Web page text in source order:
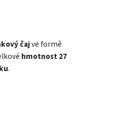
čajve formě
hmotnost 27
.